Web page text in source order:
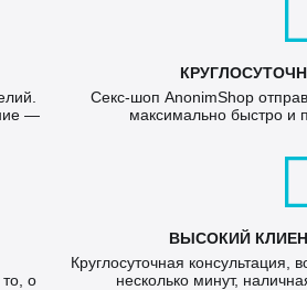
—
Секс-шоп AnonimShop
максимально быстро и
о
ВЫСОКИЙ
Круглосуточная консультация,
несколько минут,